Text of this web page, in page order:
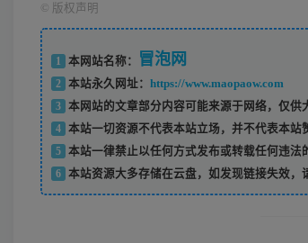
版权声明
1 本网站名称： 冒泡网
2 本站永久网址： https://www.maopaow.com
3
本网站的文章部分内容可能来源于网络，仅
4
本站一切资源不代表本站立场，并不代表本站
5
本站一律禁止以任何方式发布或转载任何违法
6
本站资源大多存储在云盘，如发现链接失效，